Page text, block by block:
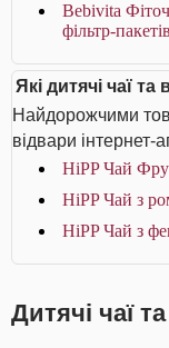
Bebivita
фільтр-пакетів
Які дитячі чаї
Найдорожчими
відвари інтернет-
HiPP Чай
HiPP Чай з
HiPP Чай з
Дитячі чаї